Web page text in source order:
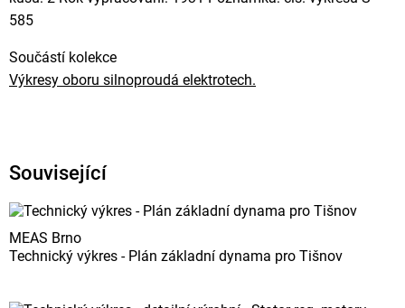
585
Součástí kolekce
Výkresy oboru silnoproudá elektrotech.
Související
MEAS Brno
Technický výkres - Plán základní dynama pro Tišnov